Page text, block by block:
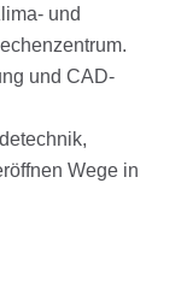
und
und CAD-
Wege in